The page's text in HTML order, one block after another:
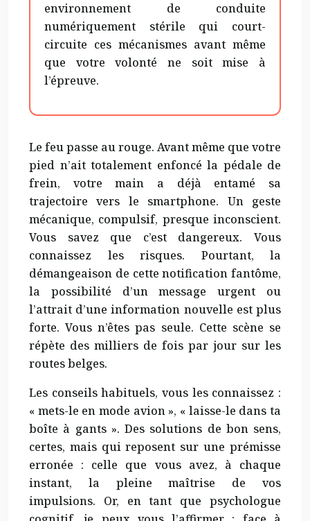
environnement de conduite
numériquement stérile qui court-
circuite ces mécanismes avant même
que votre volonté ne soit mise à
l’épreuve.
Le feu passe au rouge. Avant même que votre
pied n’ait totalement enfoncé la pédale de
frein, votre main a déjà entamé sa
trajectoire vers le smartphone. Un geste
mécanique, compulsif, presque inconscient.
Vous savez que c’est dangereux. Vous
connaissez les risques. Pourtant, la
démangeaison de cette notification fantôme,
la possibilité d’un message urgent ou
l’attrait d’une information nouvelle est plus
forte. Vous n’êtes pas seule. Cette scène se
répète des milliers de fois par jour sur les
routes belges.
Les conseils habituels, vous les connaissez :
« mets-le en mode avion », « laisse-le dans ta
boîte à gants ». Des solutions de bon sens,
certes, mais qui reposent sur une prémisse
erronée : celle que vous avez, à chaque
instant, la pleine maîtrise de vos
impulsions. Or, en tant que psychologue